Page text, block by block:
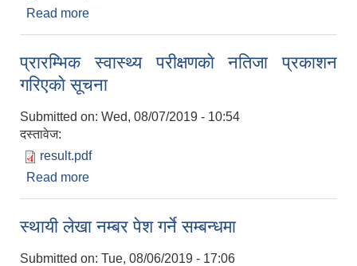
Read more
प्रारम्भिक स्वास्थ्य परीक्षणकाे नतिजा प्रकाशन
गरिएकाे सूचना
Submitted on: Wed, 08/07/2019 - 10:54
दस्तावेज:
result.pdf
Read more
स्थायी लेखा नम्बर पेश गर्ने सम्बन्धमा
Submitted on: Tue, 08/06/2019 - 17:06